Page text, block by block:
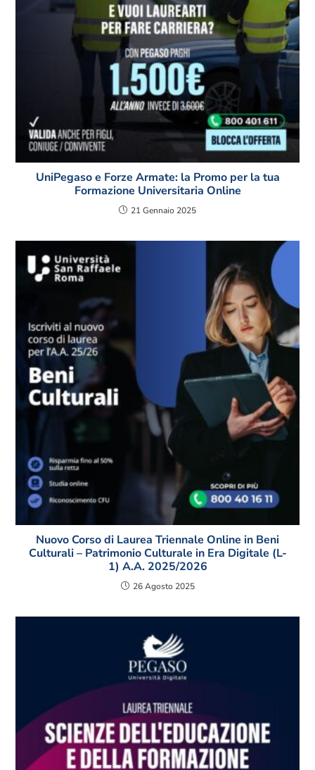
UniPegaso e Forze Armate: la Promo per la tua
Formazione Universitaria Online
21 Gennaio 2025
Nuovo Corso di Laurea Triennale Online in Beni
Culturali – Patrimonio Culturale in Era Digitale (L-
1) A.A. 2025/2026
26 Agosto 2025